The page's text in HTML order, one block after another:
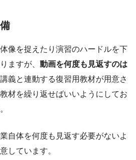
像を捉えたり演習のハードルを下
ますが、 動画を何度も見返すのは
義と連動する復習用教材が用意さ
材を繰り返せばいいようにしてお
自体を何度も見返す必要がないよ
しています。